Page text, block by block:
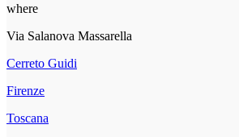
where
Via Salanova Massarella
Cerreto Guidi
Firenze
Toscana